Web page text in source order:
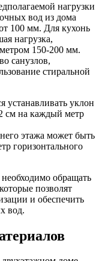
нагрузки
вод из дома
100 мм. Для кухонь
нагрузка,
150-200 мм.
санузлов,
стиральной
устанавливать уклон
см на каждый метр
этажа может быть
горизонтального
обращать
позволят
и обеспечить
вод.